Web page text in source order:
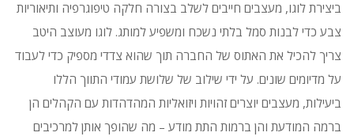
ביצירת לוגו, מעצבים חייבים לשלב בצורה חלקה טיפוגרפיה ותיאוריות
צבע כדי לבנות סמל בלתי נשכח ומשפיע למותג.לוגו מעוצב היטב
צריך להכיל את האתוס של החברה תוך שהוא צדדי מספיק כדי לעבוד
על מדיומים שונים. על ידי שילוב של שלושת עמודי התווך הללו
ביעילות, מעצבים יוצרים זהויות ויזואליות המהדהדות עם הקהלים הן
ברמה המודעת והן ברמות התת מודע – מה שהופך אותן למרכיבים